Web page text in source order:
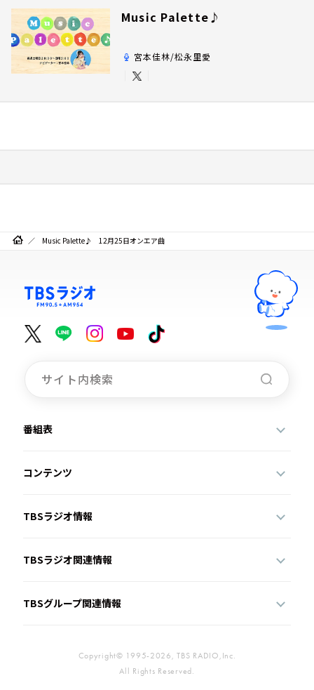
Music Palette♪
宮本佳林/松永里愛
Music Palette♪ 12月25日オンエア曲
番組表
コンテンツ
TBSラジオ情報
TBSラジオ関連情報
TBSグループ関連情報
Copyright© 1995-2026, TBS RADIO,Inc.
All Rights Reserved.